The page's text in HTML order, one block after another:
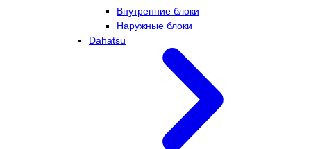
Внутренние блоки
Наружные блоки
Dahatsu